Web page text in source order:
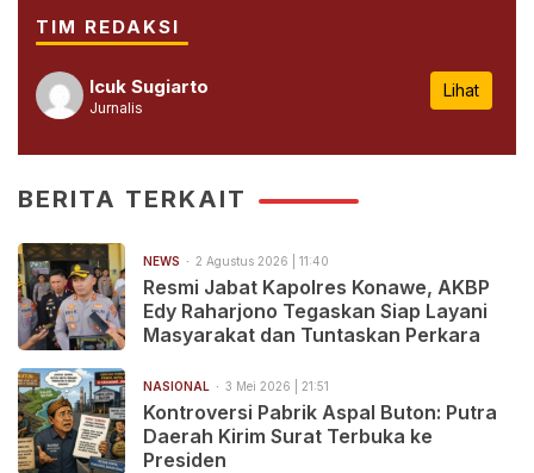
TIM REDAKSI
Icuk Sugiarto
Jurnalis
Lihat
BERITA TERKAIT
NEWS 2 Agustus 2026 | 11:40
Resmi Jabat Kapolres Konawe, AKBP
Edy Raharjono Tegaskan Siap Layani
Masyarakat dan Tuntaskan Perkara
NASIONAL 3 Mei 2026 | 21:51
Kontroversi Pabrik Aspal Buton: Putra
Daerah Kirim Surat Terbuka ke
Presiden